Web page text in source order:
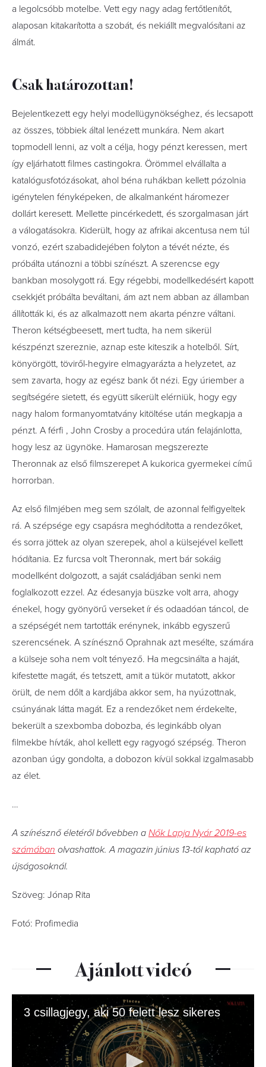
a legolcsóbb motelbe. Vett egy nagy adag fertőtlenítőt,
alaposan kitakarította a szobát, és nekiállt megvalósítani az
álmát.
Csak határozottan!
Bejelentkezett egy helyi modellügynökséghez, és lecsapott
az összes, többiek által lenézett munkára. Nem akart
topmodell lenni, az volt a célja, hogy pénzt keressen, mert
így eljárhatott filmes castingokra. Örömmel elvállalta a
katalógusfotózásokat, ahol béna ruhákban kellett pózolnia
igénytelen fényképeken, de alkalmanként háromezer
dollárt keresett. Mellette pincérkedett, és szorgalmasan járt
a válogatásokra. Kiderült, hogy az afrikai akcentusa nem túl
vonzó, ezért szabadidejében folyton a tévét nézte, és
próbálta utánozni a többi színészt. A szerencse egy
bankban mosolygott rá. Egy régebbi, modellkedésért kapott
csekkjét próbálta beváltani, ám azt nem abban az államban
állították ki, és az alkalmazott nem akarta pénzre váltani.
Theron kétségbeesett, mert tudta, ha nem sikerül
készpénzt szereznie, aznap este kiteszik a hotelből. Sírt,
könyörgött, töviről-hegyire elmagyarázta a helyzetet, az
sem zavarta, hogy az egész bank őt nézi. Egy úriember a
segítségére sietett, és együtt sikerült elérniük, hogy egy
nagy halom formanyomtatvány kitöltése után megkapja a
pénzt. A férfi , John Crosby a procedúra után felajánlotta,
hogy lesz az ügynöke. Hamarosan megszerezte
Theronnak az első filmszerepet A kukorica gyermekei című
horrorban.
Az első filmjében meg sem szólalt, de azonnal felfigyeltek
rá. A szépsége egy csapásra meghódította a rendezőket,
és sorra jöttek az olyan szerepek, ahol a külsejével kellett
hódítania. Ez furcsa volt Theronnak, mert bár sokáig
modellként dolgozott, a saját családjában senki nem
foglalkozott ezzel. Az édesanyja büszke volt arra, ahogy
énekel, hogy gyönyörű verseket ír és odaadóan táncol, de
a szépségét nem tartották erénynek, inkább egyszerű
szerencsének. A színésznő Oprahnak azt mesélte, számára
a külseje soha nem volt tényező. Ha megcsinálta a haját,
kifestette magát, és tetszett, amit a tükör mutatott, akkor
örült, de nem dőlt a kardjába akkor sem, ha nyúzottnak,
csúnyának látta magát. Ez a rendezőket nem érdekelte,
bekerült a szexbomba dobozba, és leginkább olyan
filmekbe hívták, ahol kellett egy ragyogó szépség. Theron
azonban úgy gondolta, a dobozon kívül sokkal izgalmasabb
az élet.
…
A színésznő életéről bővebben a Nők Lapja Nyár 2019-es
számában olvashattok. A magazin június 13-tól kapható az
újságosoknál.
Szöveg: Jónap Rita
Fotó: Profimedia
Ajánlott videó
3 csillagjegy, aki 50 felett lesz sikeres